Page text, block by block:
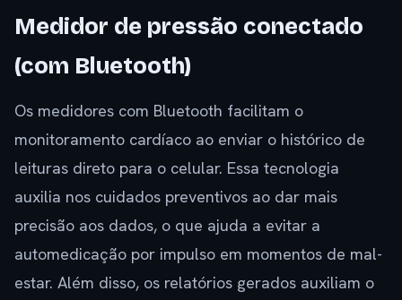
Medidor de pressão conectado
(com Bluetooth)
Os medidores com Bluetooth facilitam o
monitoramento cardíaco ao enviar o histórico de
leituras direto para o celular. Essa tecnologia
auxilia nos cuidados preventivos ao dar mais
precisão aos dados, o que ajuda a evitar a
automedicação por impulso em momentos de mal-
estar. Além disso, os relatórios gerados auxiliam o